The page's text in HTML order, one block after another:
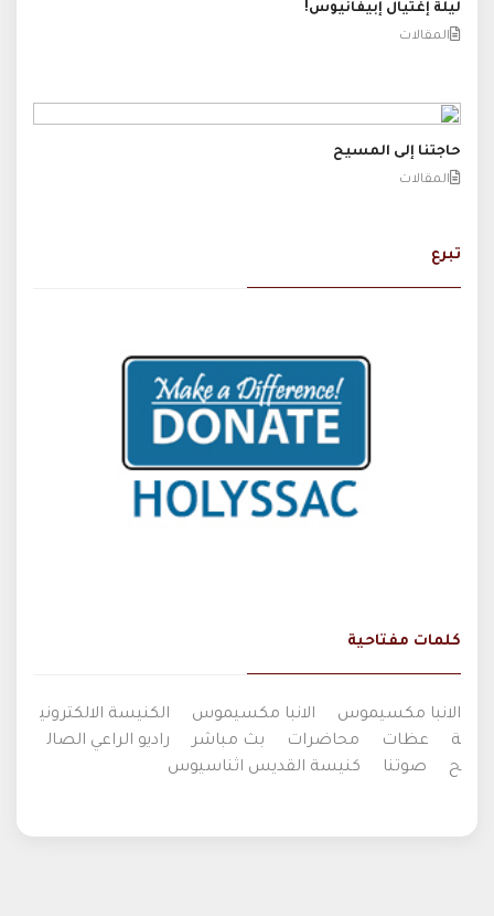
ليلة إغتيال إبيفانيوس!
المقالات
حاجتنا إلى المسيح
المقالات
تبرع
كلمات مفتاحية
الانبا مكسيموس الانبا مكسيموس
الكنيسة الالكتروني
ة
عظات محاضرات بث مباشر
راديو الراعي الصال
ح
صوتنا كنيسة القديس اثناسيوس